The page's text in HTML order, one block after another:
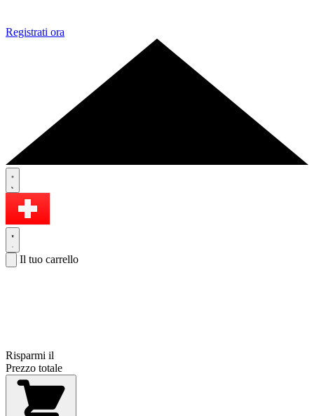
Registrati ora
Il tuo carrello
Risparmi il
Prezzo totale